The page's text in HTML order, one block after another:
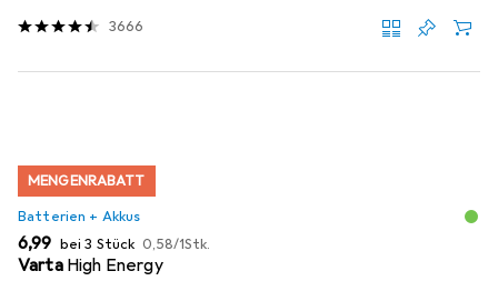
3666
MENGENRABATT
Batterien + Akkus
EUR
6,99 bei 3 Stück EUR
0,58/1Stk.
Varta High Energy